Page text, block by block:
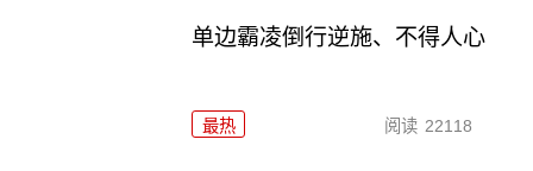
单边霸凌倒行逆施、不得人心
最热 阅读 22118